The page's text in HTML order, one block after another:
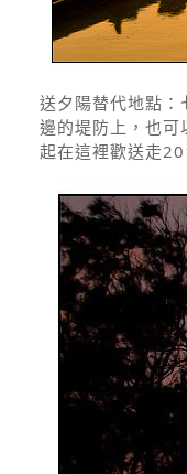
送夕陽替代地點：
邊的堤防上，也可
起在這裡歡送走